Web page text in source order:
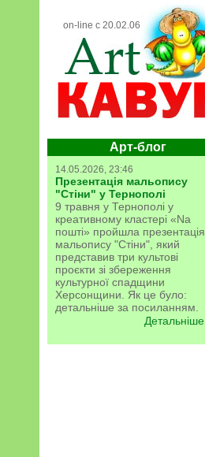
on-line с 20.02.06
Арт-блог
14.05.2026, 23:46
Презентація мальопису
"Стіни" у Тернополі
9 травня у Тернополі у
креативному кластері «Na
пошті» пройшла презентація
мальопису "Стіни", який
представив три культові
проєкти зі збереження
культурної спадщини
Херсонщини. Як це було:
детальніше за посиланням.
Детальніше